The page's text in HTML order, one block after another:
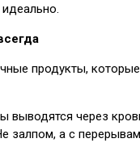
продукты,
через
а с